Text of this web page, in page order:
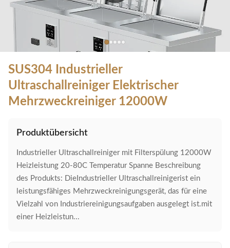
SUS304 Industrieller
Ultraschallreiniger Elektrischer
Mehrzweckreiniger 12000W
Produktübersicht
Industrieller Ultraschallreiniger mit Filterspülung 12000W
Heizleistung 20-80C Temperatur Spanne Beschreibung
des Produkts: DieIndustrieller Ultraschallreinigerist ein
leistungsfähiges Mehrzweckreinigungsgerät, das für eine
Vielzahl von Industriereinigungsaufgaben ausgelegt ist.mit
einer Heizleistun...